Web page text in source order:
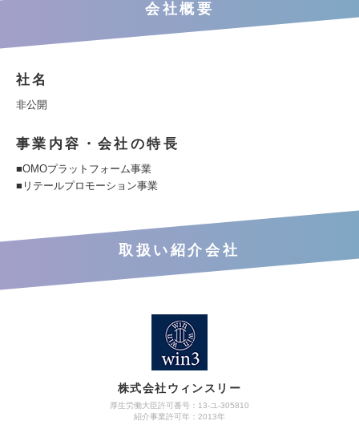
会社概要
社名
非公開
事業内容・会社の特長
■OMOプラットフォーム事業
■リテールプロモーション事業
取扱い紹介会社
株式会社ウィンスリー
厚生労働大臣許可番号：13-ユ-305810
紹介事業許可年：2013年